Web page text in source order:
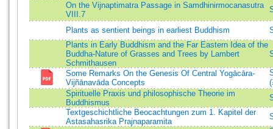
On the Vijnaptimatra Passage in Samdhinirmocanasutra
VIII.7
Plants as sentient beings in earliest Buddhism
Plants in Early Buddhism and the Far Eastern Idea of the
Buddha-Nature of Grasses and Trees by Lambert
Schmithausen
Some Remarks On the Genesis Of Central Yogācāra-
Vijñānavāda Concepts
Spirituelle Praxis und philosophische Theorie im
Buddhismus
Textgeschichtliche Beocachtungen zum 1. Kapitel der
Astasahasrika Prajnaparamita